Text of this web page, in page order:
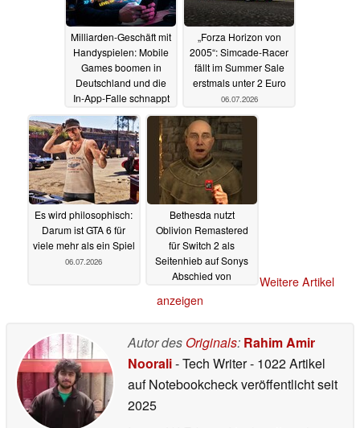
Milliarden-Geschäft mit
Handyspielen: Mobile
Games boomen in
Deutschland und die
In-App-Falle schnappt
zu06.07.2026
„Forza Horizon von
2005“: Simcade-Racer
fällt im Summer Sale
erstmals unter 2 Euro
06.07.2026
Es wird philosophisch:
Darum ist GTA 6 für
viele mehr als ein Spiel
06.07.2026
Bethesda nutzt
Oblivion Remastered
für Switch 2 als
Seitenhieb auf Sonys
Abschied von
PlayStation-Spielen
Weitere Artikel
anzeigen
Autor des Originals: Rahim Amir
Noorali- Tech Writer- 1022 Artikel
auf Notebookcheck veröffentlichtseit
2025